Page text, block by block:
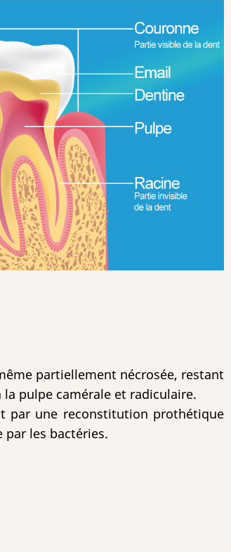
partiellement nécrosée, restant
la pulpe camérale et radiculaire.
par une reconstitution prothétique
les bactéries.